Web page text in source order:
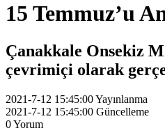
15 Temmuz’u
Çanakkale Onsekiz
çevrimiçi olarak
2021-7-12 15:45:00Yayınlanma
2021-7-12 15:45:00 Güncelleme
0Yorum